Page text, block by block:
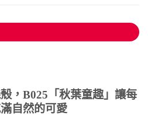
，B025「秋葉童趣」讓每
自然的可愛